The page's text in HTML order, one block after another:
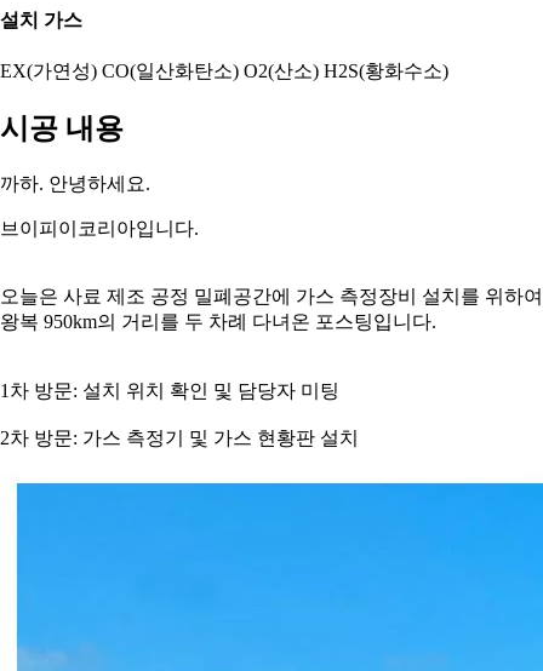
설치 가스
EX(가연성) CO(일산화탄소) O2(산소) H2S(황화수소)
시공 내용
까하. 안녕하세요.
브이피이코리아입니다.
오늘은 사료 제조 공정 밀폐공간에 가스 측정장비 설치를 위하여
왕복 950km의 거리를 두 차례 다녀온 포스팅입니다.
1차 방문: 설치 위치 확인 및 담당자 미팅
2차 방문: 가스 측정기 및 가스 현황판 설치